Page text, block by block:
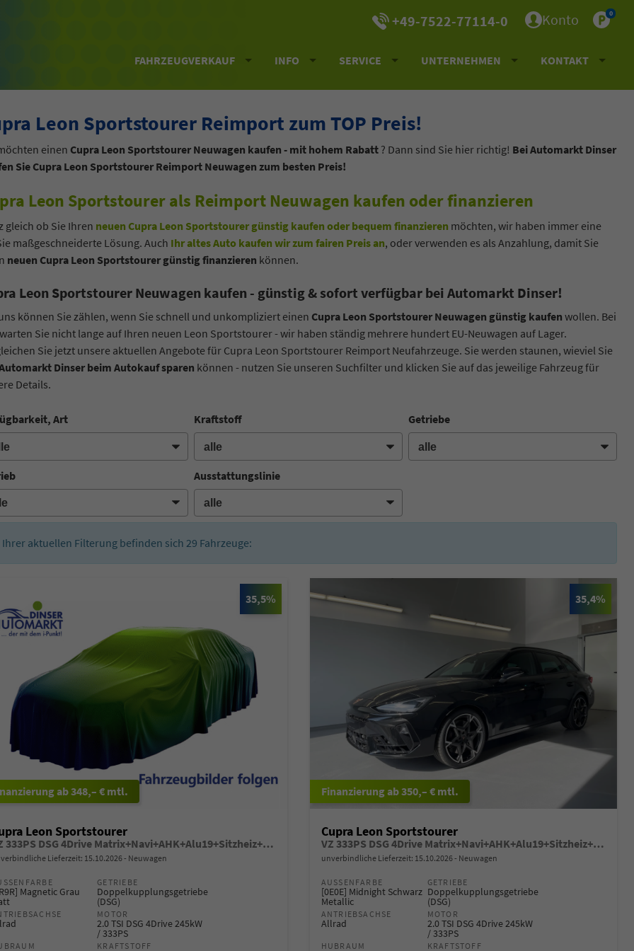
+49-7522-77114-0 Konto 0
FAHRZEUGVERKAUF INFO SERVICE UNTERNEHMEN KONTAKT
Leon Sportstourer Reimport zum TOP Preis!
einen Cupra Leon Sportstourer Neuwagen kaufen - mit hohem Rabatt ? Dann sind Sie hier richtig! Bei Automarkt Dinser
Sie Cupra Leon Sportstourer Reimport Neuwagen zum besten Preis!
Leon Sportstourer als Reimport Neuwagen kaufen oder finanzieren
gleich ob Sie Ihren neuen Cupra Leon Sportstourer günstig kaufen oder bequem finanzieren möchten, wir haben immer eine
maßgeschneiderte Lösung. Auch Ihr altes Auto kaufen wir zum fairen Preis an, oder verwenden es als Anzahlung, damit Sie
neuen Cupra Leon Sportstourer günstig finanzieren können.
Leon Sportstourer Neuwagen kaufen - günstig & sofort verfügbar bei Automarkt Dinser!
können Sie zählen, wenn Sie schnell und unkompliziert einen Cupra Leon Sportstourer Neuwagen günstig kaufen wollen. Bei
Sie nicht lange auf Ihren neuen Leon Sportstourer - wir haben ständig mehrere hundert EU-Neuwagen auf Lager.
Sie jetzt unsere aktuellen Angebote für Cupra Leon Sportstourer Reimport Neufahrzeuge. Sie werden staunen, wieviel Sie
Dinser beim Autokauf sparen können - nutzen Sie unseren Suchfilter und klicken Sie auf das jeweilige Fahrzeug für
Details.
Art Kraftstoff Getriebe
Ausstattungslinie
Ihrer aktuellen Filterung befinden sich29 Fahrzeuge:
35,5%
ab 348,– € mtl.
Leon Sportstourer
VZ 333PS DSG 4Drive Matrix+Navi+AHK+Alu19+Sitzheiz+IntelligentDrive+GV4
Lieferzeit: 15.10.2026 Neuwagen
Magnetic Grau
GETRIEBE
Doppelkupplungsgetriebe
(DSG)
MOTOR
2.0 TSI DSG 4Drive 245kW
/ 333PS
KRAFTSTOFF
35,4%
ab 350,– € mtl.
Cupra Leon Sportstourer
VZ 333PS DSG 4Drive Matrix+Navi+AHK+Alu19+Sitzheiz+IntelligentDrive+GV4
unverbindliche Lieferzeit: 15.10.2026 Neuwagen
AUSSENFARBE
[0E0E] Midnight Schwarz
Metallic
GETRIEBE
Doppelkupplungsgetriebe
(DSG)
ANTRIEBSACHSE
Allrad
MOTOR
2.0 TSI DSG 4Drive 245kW
/ 333PS
HUBRAUM KRAFTSTOFF